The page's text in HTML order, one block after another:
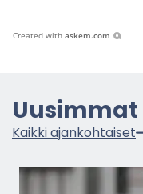
Created with askem.com
Kaik­ki ajan­koh­tai­set